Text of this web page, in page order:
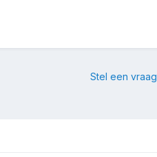
Stel een vraag